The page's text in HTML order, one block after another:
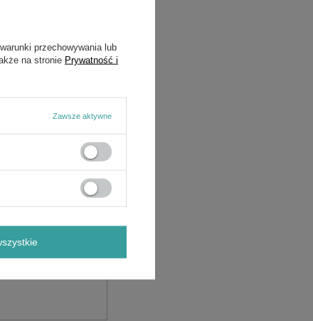
przechowywania lub
na stronie Prywatność i
Zawsze aktywne